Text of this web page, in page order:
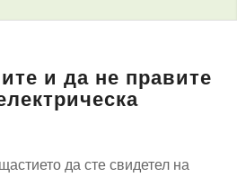
и да не правите
да сте свидетел на